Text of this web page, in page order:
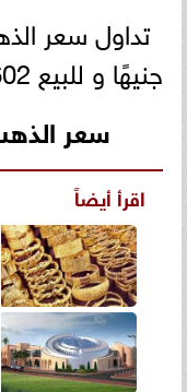
جنيهًا و للبيع 3602 جنيهًا.
سعر الذهب
اقرأ أيضاً